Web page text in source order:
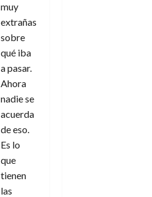
muy
extrañas
sobre
qué iba
a pasar.
Ahora
nadie se
acuerda
de eso.
Es lo
que
tienen
las